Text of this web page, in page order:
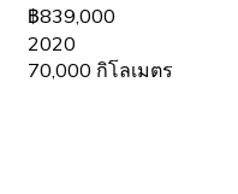
฿839,000
2020
70,000 กิโลเมตร